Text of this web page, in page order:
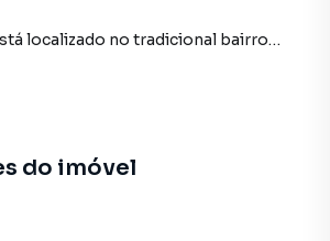
localizado no tradicional bairro
de Barros, à Via Dutra e ao Anel
e bancos, além de restaurantes
de lazer em família. O transporte é
do imóvel